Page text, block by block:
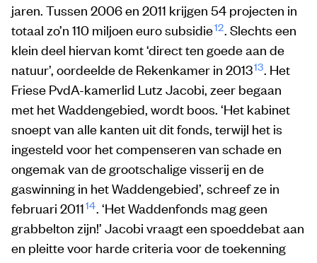
jaren. Tussen 2006 en 2011 krijgen 54 projecten in
totaal zo’n 110 miljoen euro subsidie12. Slechts een
klein deel hiervan komt ‘direct ten goede aan de
natuur’, oordeelde de Rekenkamer in 201313. Het
Friese PvdA-kamerlid Lutz Jacobi, zeer begaan
met het Waddengebied, wordt boos. ‘Het kabinet
snoept van alle kanten uit dit fonds, terwijl het is
ingesteld voor het compenseren van schade en
ongemak van de grootschalige visserij en de
gaswinning in het Waddengebied’, schreef ze in
februari 201114. ‘Het Waddenfonds mag geen
grabbelton zijn!’ Jacobi vraagt een spoeddebat aan
en pleitte voor harde criteria voor de toekenning